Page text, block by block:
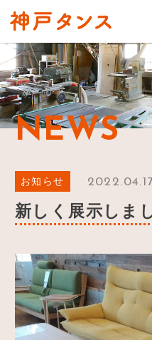
CONCEPT
コンセプト
MENU
メニュー
ギャラリー
オーダーの流れ
お知らせ
SHOP INFO
店舗情報
CONTACT
NEWS
お知らせ 2022.04.17
新しく展示しま